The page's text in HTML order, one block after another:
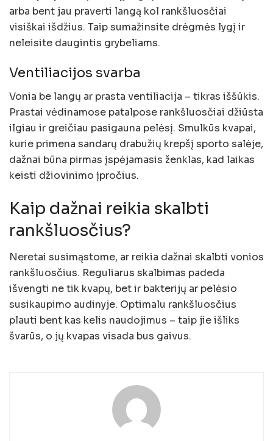
arba bent jau praverti langą kol rankšluosčiai
visiškai išdžius. Taip sumažinsite drėgmės lygį ir
neleisite daugintis grybeliams.
Ventiliacijos svarba
Vonia be langų ar prasta ventiliacija – tikras iššūkis.
Prastai vėdinamose patalpose rankšluosčiai džiūsta
ilgiau ir greičiau pasigauna pelėsį. Smulkūs kvapai,
kurie primena sandarų drabužių krepšį sporto salėje,
dažnai būna pirmas įspėjamasis ženklas, kad laikas
keisti džiovinimo įpročius.
Kaip dažnai reikia skalbti
rankšluosčius?
Neretai susimąstome, ar reikia dažnai skalbti vonios
rankšluosčius. Reguliarus skalbimas padeda
išvengti ne tik kvapų, bet ir bakterijų ar pelėsio
susikaupimo audinyje. Optimalu rankšluosčius
plauti bent kas kelis naudojimus – taip jie išliks
švarūs, o jų kvapas visada bus gaivus.